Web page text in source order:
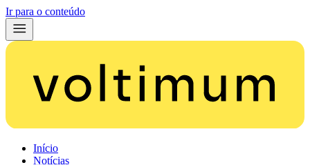
Ir para o conteúdo
Início
Notícias